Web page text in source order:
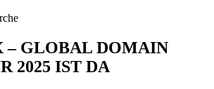
– GLOBAL DOMAIN
2025 IST DA